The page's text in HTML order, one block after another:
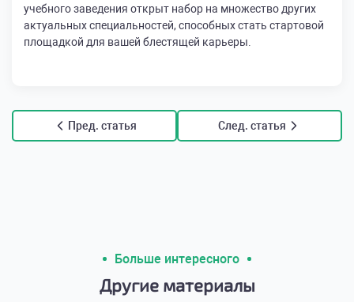
учебного заведения открыт набор на множество других
актуальных специальностей, способных стать стартовой
площадкой для вашей блестящей карьеры.
Пред. статья След. статья
Больше интересного
Другие материалы